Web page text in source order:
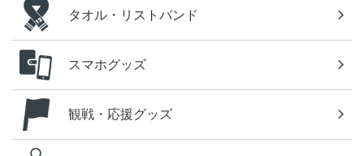
タオル・リストバンド
スマホグッズ
観戦・応援グッズ